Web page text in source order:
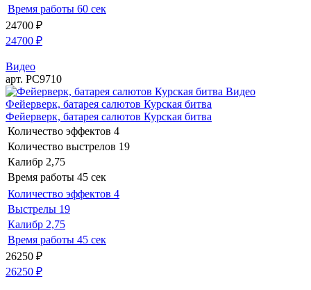
Время работы 60 сек
24700 ₽
24700 ₽
Видео
арт. РС9710
Видео
Фейерверк, батарея салютов Курская битва
Фейерверк, батарея салютов Курская битва
Количество эффектов 4
Количество выстрелов 19
Калибр 2,75
Время работы 45 сек
Количество эффектов 4
Выстрелы 19
Калибр 2,75
Время работы 45 сек
26250 ₽
26250 ₽